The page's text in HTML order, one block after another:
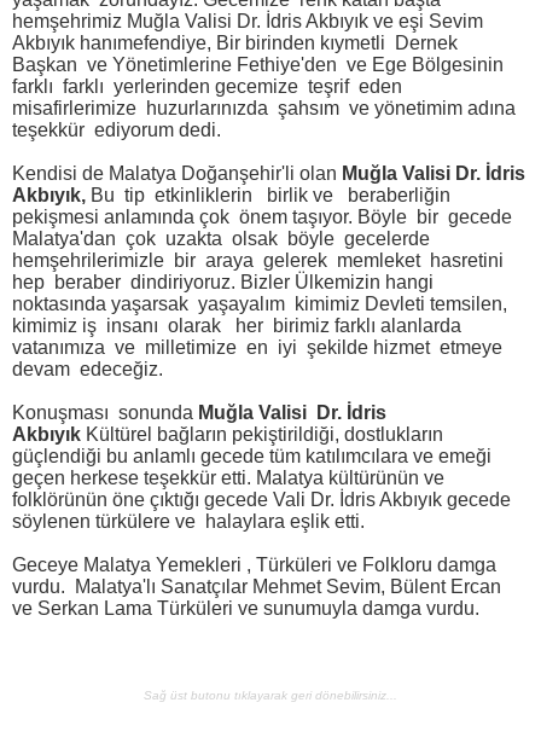
hemşehrimiz Muğla Valisi Dr. İdris Akbıyık ve eşi Sevim
Akbıyık hanımefendiye, Bir birinden kıymetli Dernek
Başkan ve Yönetimlerine Fethiye'den ve Ege Bölgesinin
farklı farklı yerlerinden gecemize teşrif eden
misafirlerimize huzurlarınızda şahsım ve yönetimim adına
teşekkür ediyorum dedi.
Kendisi de Malatya Doğanşehir'li olan Muğla Valisi Dr. İdris
Akbıyık, Bu tip etkinliklerin birlik ve beraberliğin
pekişmesi anlamında çok önem taşıyor. Böyle bir gecede
Malatya'dan çok uzakta olsak böyle gecelerde
hemşehrilerimizle bir araya gelerek memleket hasretini
hep beraber dindiriyoruz. Bizler Ülkemizin hangi
noktasında yaşarsak yaşayalım kimimiz Devleti temsilen,
kimimiz iş insanı olarak her birimiz farklı alanlarda
vatanımıza ve milletimize en iyi şekilde hizmet etmeye
devam edeceğiz.
Konuşması sonunda Muğla Valisi Dr. İdris
Akbıyık Kültürel bağların pekiştirildiği, dostlukların
güçlendiği bu anlamlı gecede tüm katılımcılara ve emeği
geçen herkese teşekkür etti. Malatya kültürünün ve
folklörünün öne çıktığı gecede Vali Dr. İdris Akbıyık gecede
söylenen türkülere ve halaylara eşlik etti.
Geceye Malatya Yemekleri , Türküleri ve Folkloru damga
vurdu. Malatya'lı Sanatçılar Mehmet Sevim, Bülent Ercan
ve Serkan Lama Türküleri ve sunumuyla damga vurdu.
Sağ üst butonu tıklayarak geri dönebilirsiniz...